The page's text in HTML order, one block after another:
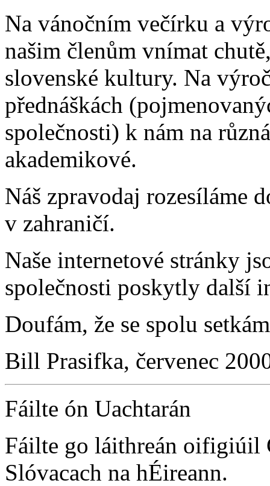
Na vánočním večírku a
našim členům vnímat
slovenské kultury. Na
přednáškách
společnosti) k nám na
akademikové.
Náš zpravodaj rozesíláme
v zahraničí.
Naše internetové stránky
společnosti poskytly další
Doufám, že se spolu
Bill Prasifka, červenec
Fáilte ón Uachtarán
Fáilte go láithreán oifigiúil
Slóvacach na hÉireann.